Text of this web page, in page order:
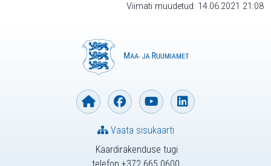
Viimati muudetud: 14.06.2021 21:08
Kaardirakenduse tugi
Vaata sisukaarti